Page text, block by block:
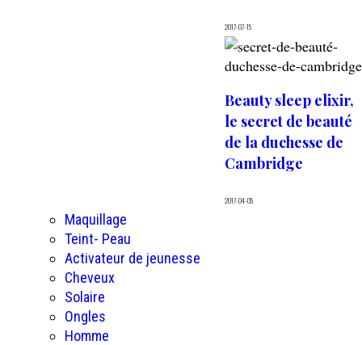
2017-07-15
Beauty sleep elixir,
le secret de beauté
de la duchesse de
Cambridge
2017-04-05
Maquillage
Teint- Peau
Activateur de jeunesse
Cheveux
Solaire
Ongles
Homme